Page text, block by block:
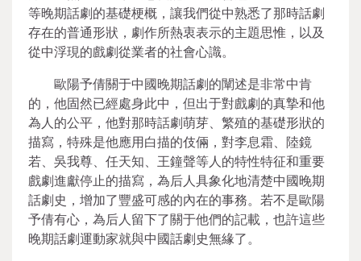
等晚期話劇的基礎梗概，讓我們從中熟悉了那時話劇
存在的普通形狀，劇作所熱衷表示的主題思惟，以及
從中浮現的戲劇從業者的社會心識。
歐陽予倩關于中國晚期話劇的闡述是非常中肯
的，他固然已經處身此中，但出于對戲劇的真摯和他
為人的公平，他對那時話劇萌芽、繁殖的基礎形狀的
描寫，特殊是他應用白描的伎倆，對李息霜、陸鏡
若、吳我尊、任天知、王鐘聲等人的特性特征和重要
戲劇進獻停止的描寫，為后人具象化地清楚中國晚期
話劇史，增加了豐盛可感的內在的事務。若不是歐陽
予倩有心，為后人留下了關于他們的記載，也許這些
晚期話劇運動家就與中國話劇史無緣了。